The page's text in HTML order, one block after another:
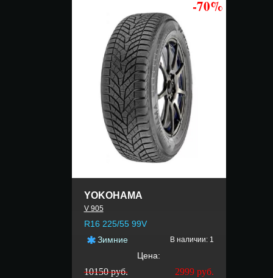
-70%
YOKOHAMA
V 905
R16 225/55 99V
Зимние
В наличии: 1
Цена:
10150 руб. 2999 руб.